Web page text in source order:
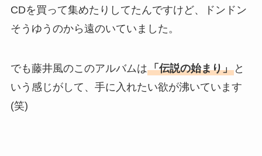
CDを買って集めたりしてたんですけど、ドンドン
そうゆうのから遠のいていました。
でも藤井風のこのアルバムは「伝説の始まり」と
いう感じがして、手に入れたい欲が沸いています
(笑)